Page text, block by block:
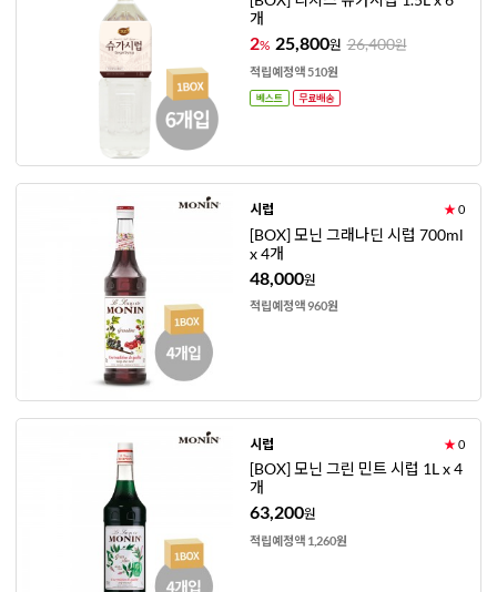
개
2% 25,800원 26,400원
적립예정액 510원
시럽 ★0
[BOX] 모닌 그래나딘 시럽 700ml
x 4개
48,000원
적립예정액 960원
시럽 ★0
[BOX] 모닌 그린 민트 시럽 1L x 4
개
63,200원
적립예정액 1,260원